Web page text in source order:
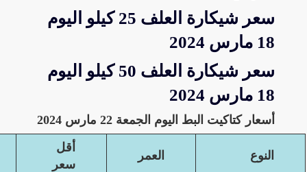
سعر شيكارة العلف 25 كيلو اليوم
18 مارس 2024
سعر شيكارة العلف 50 كيلو اليوم
18 مارس 2024
أسعار كتاكيت البط اليوم الجمعة 22 مارس 2024
النوع العمر
أقل
سعر